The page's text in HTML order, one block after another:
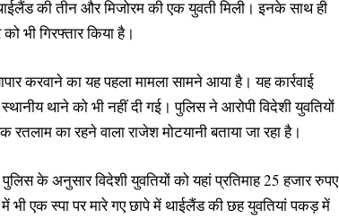
की तीन और मिजोरम की एक युवती मिली। इनके साथ ही
भी गिरफ्तार किया है।
करवाने का यह पहला मामला सामने आया है। यह कार्रवाई
थाने को भी नहीं दी गई। पुलिस ने आरोपी विदेशी युवतियों
का रहने वाला राजेश मोटयानी बताया जा रहा है।
के अनुसार विदेशी युवतियों को यहां प्रतिमाह 25 हजार रुपए
भी एक स्पा पर मारे गए छापे में थाईलैंड की छह युवतियां पकड़ में